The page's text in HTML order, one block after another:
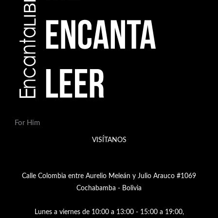
For Him
VISÍTANOS
Calle Colombia entre Aurelio Meleán y Julio Arauco #1069
Cochabamba - Bolivia
Lunes a viernes de 10:00 a 13:00 - 15:00 a 19:00,